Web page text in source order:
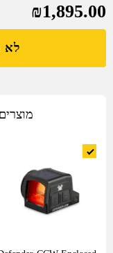
₪1,895.00
לא